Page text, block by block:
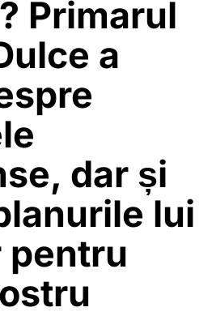
Primarul
a
dar și
lui
pentru